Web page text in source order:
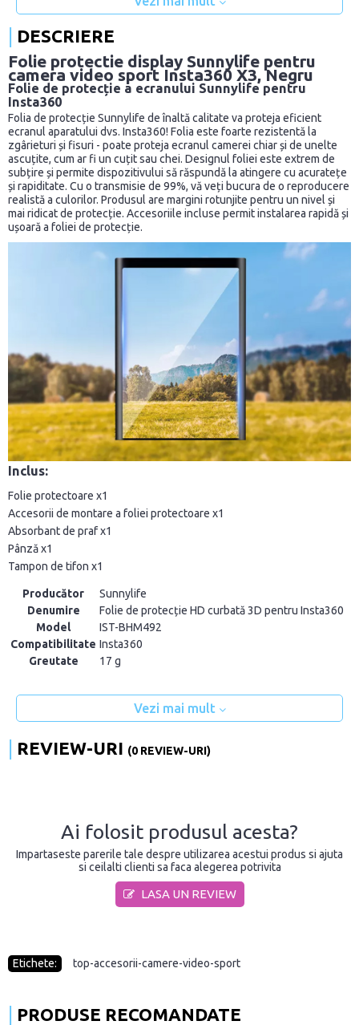
DESCRIERE
Folie protectie display Sunnylife pentru
camera video sport Insta360 X3, Negru
Folie de protecție a ecranului Sunnylife pentru
Insta360
Folia de protecție Sunnylife de înaltă calitate va proteja eficient
ecranul aparatului dvs. Insta360! Folia este foarte rezistentă la
zgârieturi și fisuri - poate proteja ecranul camerei chiar și de unelte
ascuțite, cum ar fi un cuțit sau chei. Designul foliei este extrem de
subțire și permite dispozitivului să răspundă la atingere cu acuratețe
și rapiditate. Cu o transmisie de 99%, vă veți bucura de o reproducere
realistă a culorilor. Produsul are margini rotunjite pentru un nivel și
mai ridicat de protecție. Accesoriile incluse permit instalarea rapidă și
ușoară a foliei de protecție.
Inclus:
Folie protectoare x1
Accesorii de montare a foliei protectoare x1
Absorbant de praf x1
Pânză x1
Tampon de tifon x1
Producător
Sunnylife
Denumire
Folie de protecție HD curbată 3D pentru Insta360
Model
IST-BHM492
Compatibilitate Insta360
Greutate
17 g
Vezi mai mult
REVIEW-URI (0 REVIEW-URI)
Ai folosit produsul acesta?
Impartaseste parerile tale despre utilizarea acestui produs si ajuta
si ceilalti clienti sa faca alegerea potrivita
LASA UN REVIEW
Etichete: top-accesorii-camere-video-sport
PRODUSE RECOMANDATE